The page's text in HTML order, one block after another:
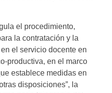
el procedimiento,
la contratación y la
el servicio docente en
productiva, en el marco
establece medidas en
disposiciones”, la